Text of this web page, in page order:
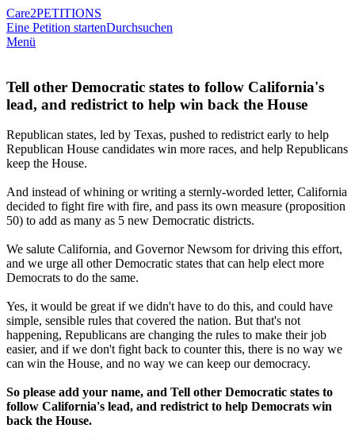
Care2PETITIONS
Eine Petition startenDurchsuchen
Menü
Tell other Democratic states to follow California's
lead, and redistrict to help win back the House
Republican states, led by Texas, pushed to redistrict early to help
Republican House candidates win more races, and help Republicans
keep the House.
And instead of whining or writing a sternly-worded letter, California
decided to fight fire with fire, and pass its own measure (proposition
50) to add as many as 5 new Democratic districts.
We salute California, and Governor Newsom for driving this effort,
and we urge all other Democratic states that can help elect more
Democrats to do the same.
Yes, it would be great if we didn't have to do this, and could have
simple, sensible rules that covered the nation. But that's not
happening, Republicans are changing the rules to make their job
easier, and if we don't fight back to counter this, there is no way we
can win the House, and no way we can keep our democracy.
So please add your name, and Tell other Democratic states to
follow California's lead, and redistrict to help Democrats win
back the House.